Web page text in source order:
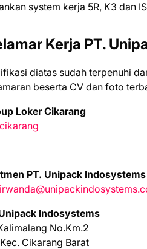
system kerja 5R, K3 dan
Kerja PT.
dіаtаѕ ѕudаh tеrреnuhі
bеѕеrtа CV dаn fоtо
Loker Cikarang
PT. Unipack Indosystems
Indosystems
No.Km.2
Cikarang Barat